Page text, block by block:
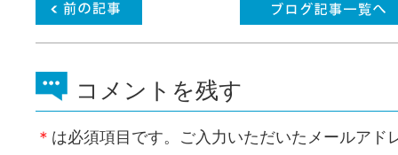
コメントを残す
＊ は必須項目です。ご入力いただいたメールアド